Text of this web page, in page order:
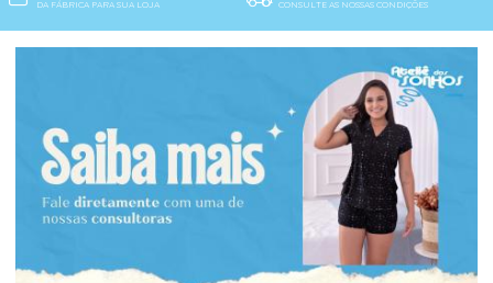
DA FÁBRICA PARA SUA LOJA CONSULTE AS NOSSAS CONDIÇÕES